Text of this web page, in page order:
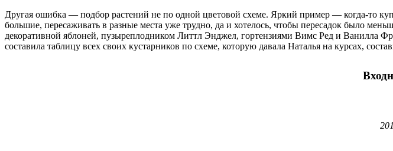
Другая ошибка — подбор растений не по одной цветовой схеме. Яркий пример — когда-то
большие, пересаживать в разные места уже трудно, да и хотелось, чтобы пересадок было
декоративной яблоней, пузыреплодником Литтл Энджел, гортензиями Вимс Ред и Ванилла
составила таблицу всех своих кустарников по схеме, которую давала Наталья на курсах,